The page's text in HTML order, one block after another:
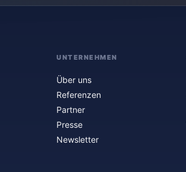
UNTERNEHMEN
Über uns
Referenzen
Partner
Presse
Newsletter